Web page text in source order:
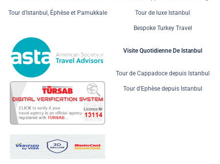
Tour d'Istanbul, Éphèse et Pamukkale Tour de luxe Istanbul
Bespoke Turkey Travel
Visite Quotidienne De Istanbul
Tour de Cappadoce depuis Istanbul
Tour d'Ephèse depuis Istanbul